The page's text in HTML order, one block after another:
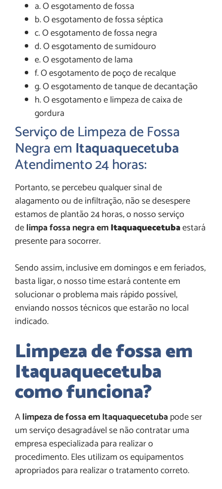
a. O esgotamento de fossa
b. O esgotamento de fossa séptica
c. O esgotamento de fossa negra
d. O esgotamento de sumidouro
e. O esgotamento de lama
f. O esgotamento de poço de recalque
g. O esgotamento de tanque de decantação
h. O esgotamento e limpeza de caixa de
gordura
Serviço de Limpeza de Fossa
Negra em Itaquaquecetuba
Atendimento 24 horas:
Portanto, se percebeu qualquer sinal de
alagamento ou de infiltração, não se desespere
estamos de plantão 24 horas, o nosso serviço
delimpa fossa negra emItaquaquecetubaestará
presente para socorrer.
Sendo assim, inclusive em domingos e em feriados,
basta ligar, o nosso time estará contente em
solucionar o problema mais rápido possível,
enviando nossos técnicos que estarão no local
indicado.
Limpeza de fossa em
Itaquaquecetuba
como funciona?
Alimpeza de fossa em Itaquaquecetubapode ser
um serviço desagradável se não contratar uma
empresa especializada para realizar o
procedimento. Eles utilizam os equipamentos
apropriados para realizar o tratamento correto.